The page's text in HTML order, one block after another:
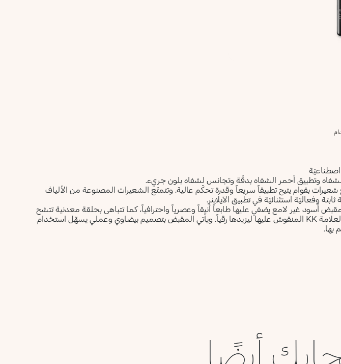
وتطبيق أحمر الشفاه بدقّة وتجانس لشفاه بلون جريء.
بقوام يتيح تطبيقاً سريعاً وقدرة تحكّم عالية. وتتمتّع الشعيرات المصنوعة من الألياف
وفعاليّة استثنائيّة في تطبيق الآيلاينر.
أسود غير لامع يضفي عليها طابعاً أنيقاً وعصرياً واحترافياً، كما تتباهى بحلقة معدنية تتشح
باللون الرصاصي وتزدان بشعار العلامة KK المنقوش عليها ليزيدها رقياً. ويأتي المقبض بتصميم بيضاوي وعملي يسهّل استخدام
بها.
أيضًا